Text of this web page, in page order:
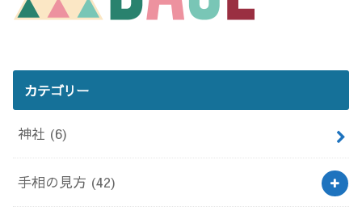
カテゴリー
神社 (6)
手相の見方 (42)